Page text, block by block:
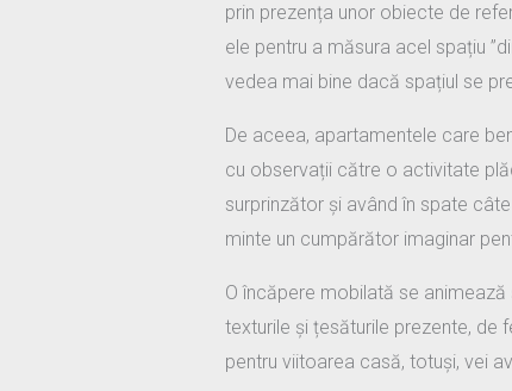
prin prezența unor obiecte de
ele pentru a măsura acel spațiu
vedea mai bine dacă spațiul se
De aceea, apartamentele care
cu observații către o activitate
surprinzător și având în spate
minte un cumpărător imaginar
O încăpere mobilată se
texturile și țesăturile prezente, de
pentru viitoarea casă, totuși, vei